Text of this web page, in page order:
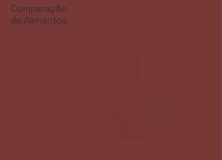
Comparação
de Alimentos